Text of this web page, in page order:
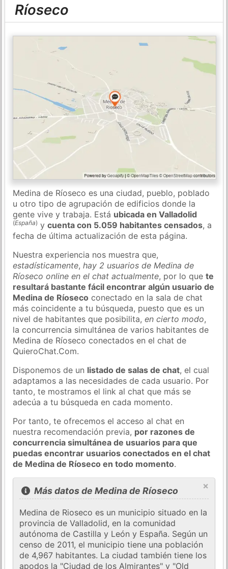
Ríoseco
Medina de Ríoseco es una ciudad, pueblo, poblado
u otro tipo de agrupación de edificios donde la
gente vive y trabaja. Está ubicada en Valladolid
(España) ycuenta con 5.059 habitantes censados, a
fecha de última actualización de esta página.
Nuestra experiencia nos muestra que,
estadísticamente,hay 2 usuarios de Medina de
Ríoseco online en el chat actualmente, por lo quete
resultará bastante fácil encontrar algún usuario de
Medina de Ríoseco conectado en la sala de chat
más coincidente a tu búsqueda, puesto que es un
nivel de habitantes que posibilita,en cierto modo,
la concurrencia simultánea de varios habitantes de
Medina de Ríoseco conectados en el chat de
QuieroChat.Com.
Disponemos de un listado de salas de chat, el cual
adaptamos a las necesidades de cada usuario. Por
tanto, te mostramos el link al chat que más se
adecúa a tu búsqueda en cada momento.
Por tanto, te ofrecemos el acceso al chat en
nuestra recomendación previa, por razones de
concurrencia simultánea de usuarios para que
puedas encontrar usuarios conectados en el chat
de Medina de Ríoseco en todo momento.
×
Más datos de Medina de Ríoseco
Medina de Rioseco es un municipio situado en la
provincia de Valladolid, en la comunidad
autónoma de Castilla y León y España. Según un
censo de 2011, el municipio tiene una población
de 4,967 habitantes. La ciudad también tiene los
apodos la "Ciudad de los Almirantes" y "Old